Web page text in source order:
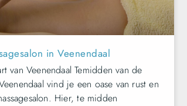
in Veenendaal
van Veenendaal Temidden van de
vind je een oase van rust en
Hier, te midden